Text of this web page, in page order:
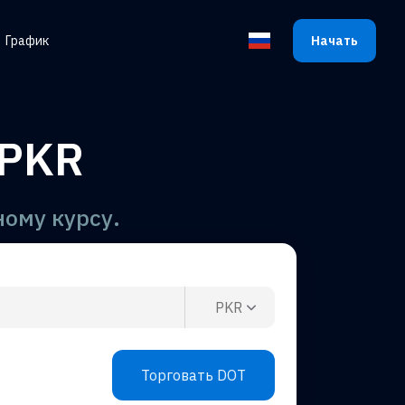
График Выбрать язык
Начать
курсу.
PKR
Торговать DOT